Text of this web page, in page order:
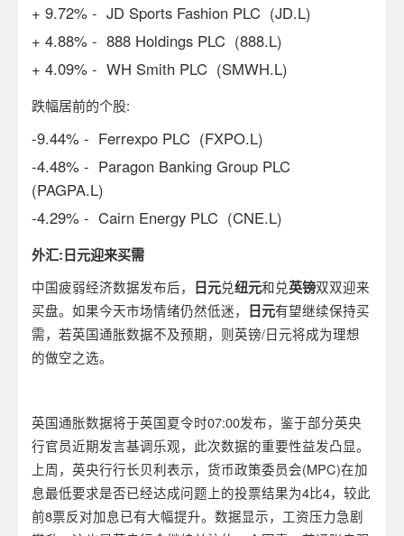
+ 9.72% - JD Sports Fashion PLC (JD.L)
+ 4.88% - 888 Holdings PLC (888.L)
+ 4.09% - WH Smith PLC (SMWH.L)
跌幅居前的个股:
-9.44% - Ferrexpo PLC (FXPO.L)
-4.48% - Paragon Banking Group PLC
(PAGPA.L)
-4.29% - Cairn Energy PLC (CNE.L)
外汇:日元迎来买需
中国疲弱经济数据发布后， 日元兑纽元和兑英镑双双迎来
买盘。如果今天市场情绪仍然低迷， 日元有望继续保持买
需，若英国通胀数据不及预期，则英镑/日元将成为理想
的做空之选。
英国通胀数据将于英国夏令时07:00发布，鉴于部分英央
行官员近期发言基调乐观，此次数据的重要性益发凸显。
上周，英央行行长贝利表示，货币政策委员会(MPC)在加
息最低要求是否已经达成问题上的投票结果为4比4，较此
前8票反对加息已有大幅提升。数据显示，工资压力急剧